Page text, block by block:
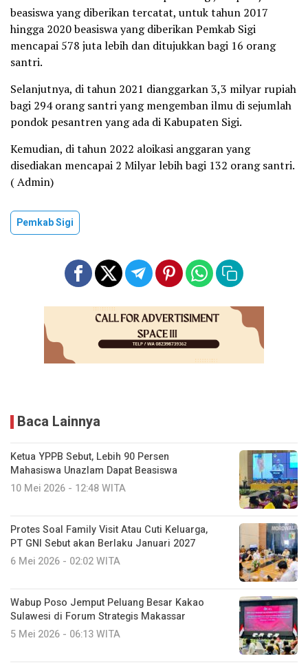
beasiswa yang diberikan tercatat, untuk tahun 2017
hingga 2020 beasiswa yang diberikan Pemkab Sigi
mencapai 578 juta lebih dan ditujukkan bagi 16 orang
santri.
Selanjutnya, di tahun 2021 dianggarkan 3,3 milyar rupiah
bagi 294 orang santri yang mengemban ilmu di sejumlah
pondok pesantren yang ada di Kabupaten Sigi.
Kemudian, di tahun 2022 aloikasi anggaran yang
disediakan mencapai 2 Milyar lebih bagi 132 orang santri.
( Admin)
Pemkab Sigi
Baca Lainnya
Ketua YPPB Sebut, Lebih 90 Persen
Mahasiswa Unazlam Dapat Beasiswa
10 Mei 2026 - 12:48 WITA
Protes Soal Family Visit Atau Cuti Keluarga,
PT GNI Sebut akan Berlaku Januari 2027
6 Mei 2026 - 02:02 WITA
Wabup Poso Jemput Peluang Besar Kakao
Sulawesi di Forum Strategis Makassar
5 Mei 2026 - 06:13 WITA